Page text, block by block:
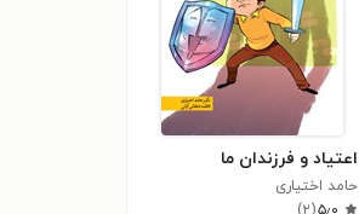
اعتیاد و فرزندان ما
حامد اختیاری